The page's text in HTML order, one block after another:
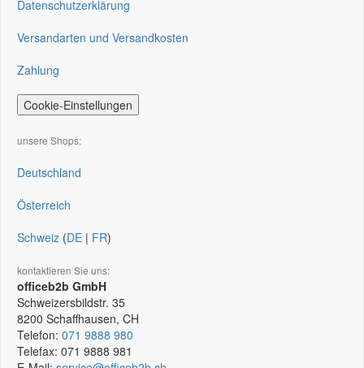
Datenschutzerklärung
Versandarten und Versandkosten
Zahlung
Cookie-Einstellungen
unsere Shops:
Deutschland
Österreich
Schweiz (DE | FR)
kontaktieren Sie uns:
officeb2b GmbH
Schweizersbildstr. 35
8200 Schaffhausen, CH
Telefon: 071 9888 980
Telefax: 071 9888 981